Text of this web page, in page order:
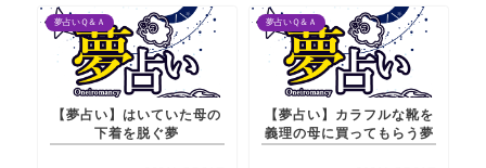
夢占いＱ＆Ａ
【夢占い】はいていた母の
下着を脱ぐ夢
夢占いＱ＆Ａ
【夢占い】カラフルな靴を
義理の母に買ってもらう夢